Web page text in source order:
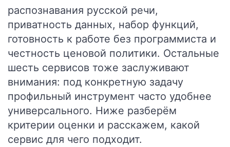
распознавания русской речи,
приватность данных, набор функций,
готовность к работе без программиста и
честность ценовой политики. Остальные
шесть сервисов тоже заслуживают
внимания: под конкретную задачу
профильный инструмент часто удобнее
универсального. Ниже разберём
критерии оценки и расскажем, какой
сервис для чего подходит.